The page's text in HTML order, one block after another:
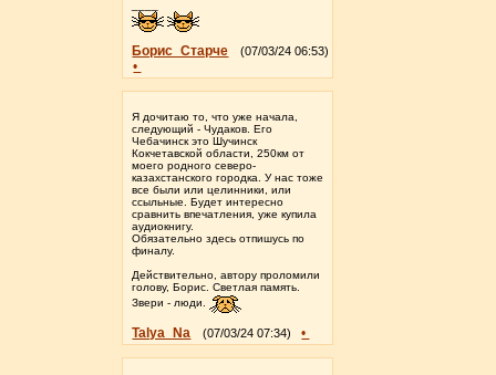
Борис_Старче (07/03/24 06:53)
•
Я дочитаю то, что уже начала,
следующий - Чудаков. Его
Чебачинск это Шучинск
Кокчетавской области, 250км от
моего родного северо-
казахстанского городка. У нас тоже
все были или целинники, или
ссыльные. Будет интересно
сравнить впечатления, уже купила
аудиокнигу.
Обязательно здесь отпишусь по
финалу.
Действительно, автору проломили
голову, Борис. Светлая память.
Звери - люди.
Talya_Na (07/03/24 07:34) •